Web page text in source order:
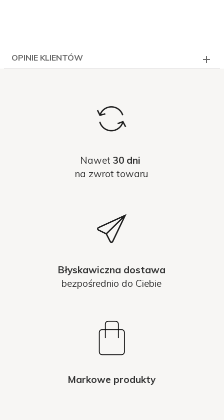
OPINIE KLIENTÓW
Nawet 30 dni
na zwrot towaru
Błyskawiczna dostawa
bezpośrednio do Ciebie
Markowe produkty